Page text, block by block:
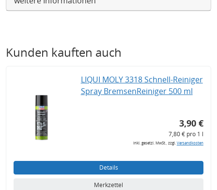
Kunden kauften auch
LIQUI MOLY 3318 Schnell-Reiniger
Spray BremsenReiniger 500 ml
3,90 €
7,80 € pro 1 l
inkl. gesetzl. MwSt., zzgl.Versandkosten
Details
Merkzettel